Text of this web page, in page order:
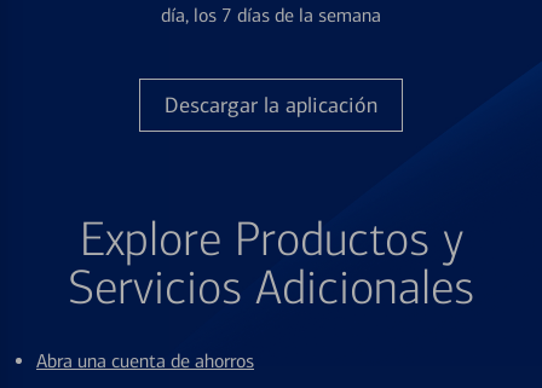
día, los 7 días de la semana
Descargar la aplicación
Explore Productos y
Servicios Adicionales
Abra una cuenta de ahorros